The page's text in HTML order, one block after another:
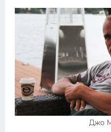
Джо
Велогонки
Конькобежный спорт
Тренажеры
Интерьер квартиры